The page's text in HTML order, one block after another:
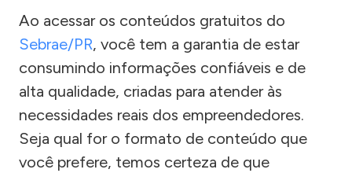
Ao acessar os conteúdos gratuitos do
Sebrae/PR, você tem a garantia de estar
consumindo informações confiáveis e de
alta qualidade, criadas para atender às
necessidades reais dos empreendedores.
Seja qual for o formato de conteúdo que
você prefere, temos certeza de que